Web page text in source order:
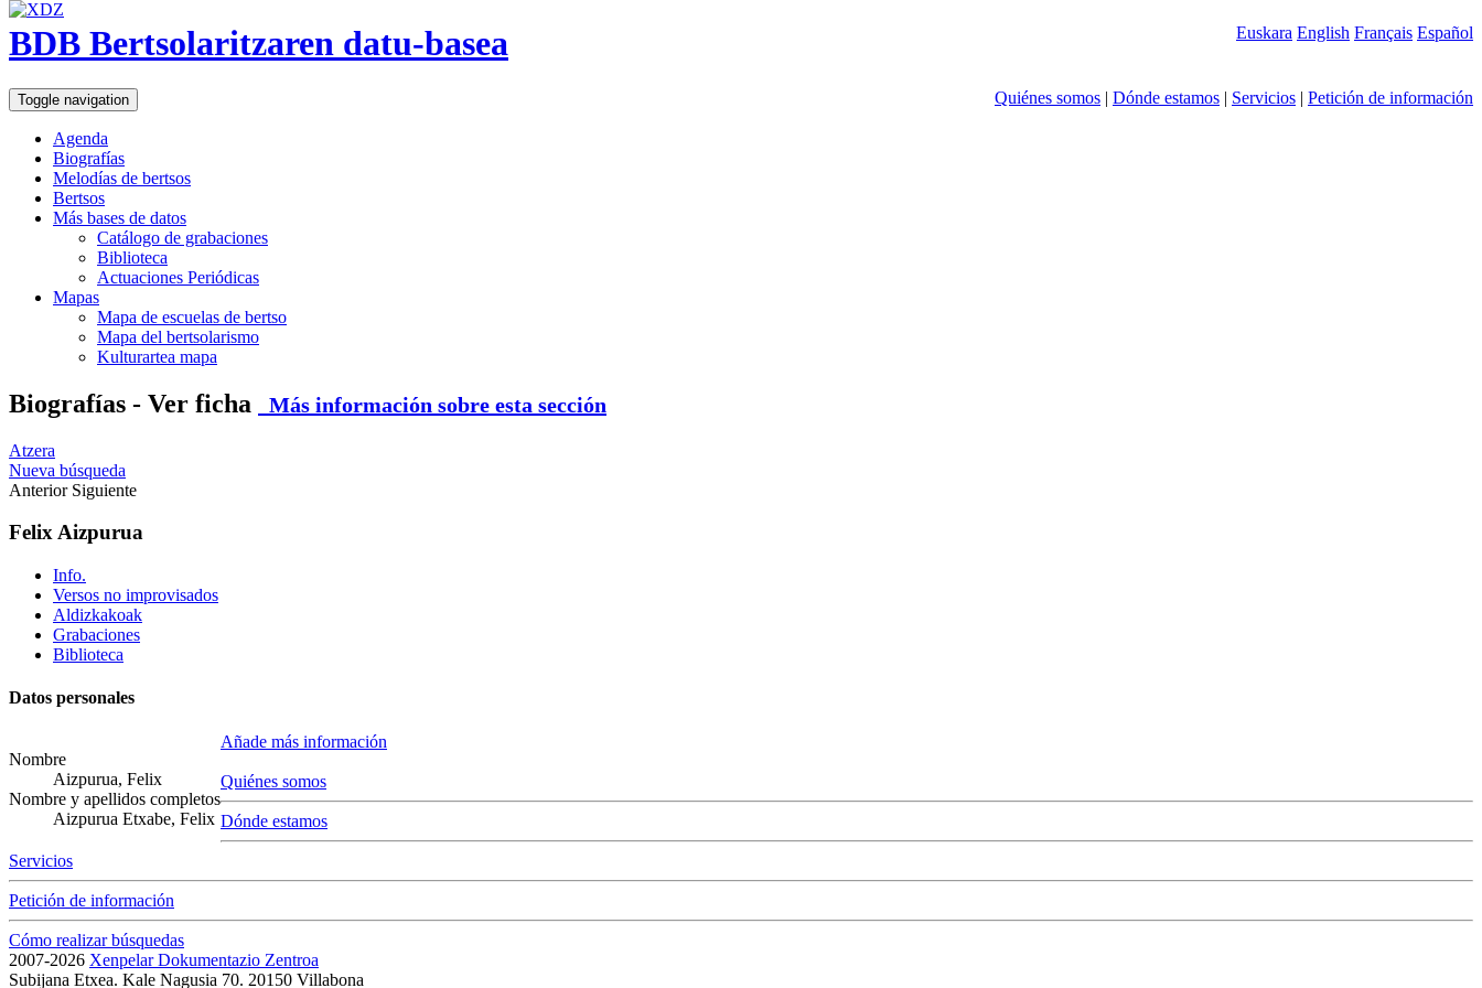
Euskara English Français Español
BDB Bertsolaritzaren datu-basea
Quiénes somos | Dónde estamos | Servicios | Petición de información
Toggle navigation
Agenda
Biografías
Melodías de bertsos
Bertsos
Más bases de datos
Catálogo de grabaciones
Biblioteca
Actuaciones Periódicas
Mapas
Mapa de escuelas de bertso
Mapa del bertsolarismo
Kulturartea mapa
Biografías - Ver ficha Más información sobre esta sección
Atzera
Nueva búsqueda
Anterior Siguiente
Felix Aizpurua
Info.
Versos no improvisados
Aldizkakoak
Grabaciones
Biblioteca
Datos personales
Nombre
Aizpurua, Felix
Nombre y apellidos completos
Aizpurua Etxabe, Felix
Añade más información
Quiénes somos
Dónde estamos
Servicios
Petición de información
Cómo realizar búsquedas
2007-2026 Xenpelar Dokumentazio Zentroa
Subijana Etxea. Kale Nagusia 70. 20150 Villabona